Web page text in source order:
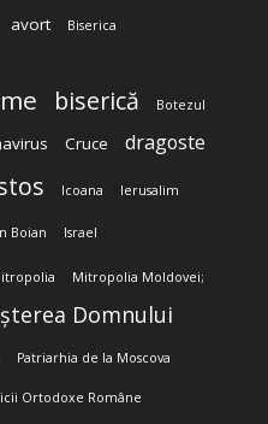
avort Biserica
biserică Botezul
Cruce dragoste
Icoana Ierusalim
Boian Israel
Mitropolia Moldovei;
Domnului
Patriarhia de la Moscova
Ortodoxe Române